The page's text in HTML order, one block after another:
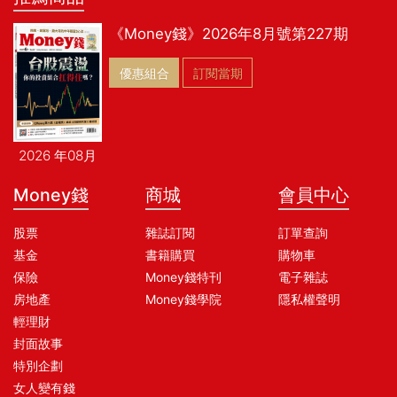
2026 年08月
《Money錢》2026年8月號第227期
優惠組合 訂閱當期
Money錢
股票
基金
保險
房地產
輕理財
封面故事
特別企劃
女人變有錢
商城
雜誌訂閱
書籍購買
Money錢特刊
Money錢學院
會員中心
訂單查詢
購物車
電子雜誌
隱私權聲明